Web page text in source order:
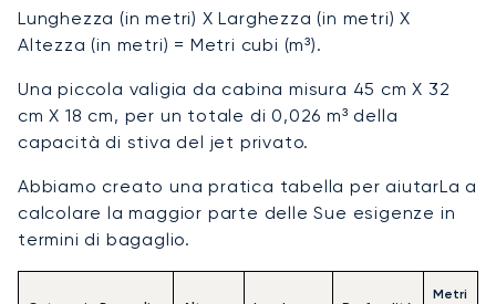
Lunghezza (in metri) X Larghezza (in metri) X
Altezza (in metri) = Metri cubi (m³).
Una piccola valigia da cabina misura 45 cm X 32
cm X 18 cm, per un totale di 0,026 m³ della
capacità di stiva del jet privato.
Abbiamo creato una pratica tabella per aiutarLa a
calcolare la maggior parte delle Sue esigenze in
termini di bagaglio.
Metri